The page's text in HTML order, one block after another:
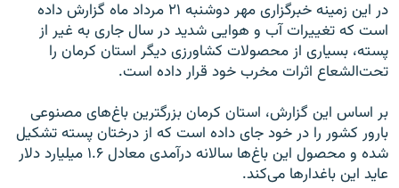
در اين زمينه خبرگزاری مهر دوشنبه ۲۱ مرداد ماه گزارش داده
است که تغييرات آب و هوايی شديد در سال جاری به غير از
پسته، بسياری از محصولات کشاورزی ديگر استان کرمان را
تحت‌الشعاع اثرات مخرب خود قرار داده است.
بر اساس اين گزارش، استان کرمان بزرگترين باغ‌های مصنوعی
بارور کشور را در خود جای داده است که از درختان پسته تشکيل
شده و محصول اين باغ‌ها سالانه درآمدی معادل ۱.۶ ميليارد دلار
عايد اين باغدارها می‌کند.